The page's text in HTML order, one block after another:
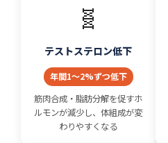
🧬
テストステロン低下
年間1〜2%ずつ低下
筋肉合成・脂肪分解を促すホ
ルモンが減少し、体組成が変
わりやすくなる